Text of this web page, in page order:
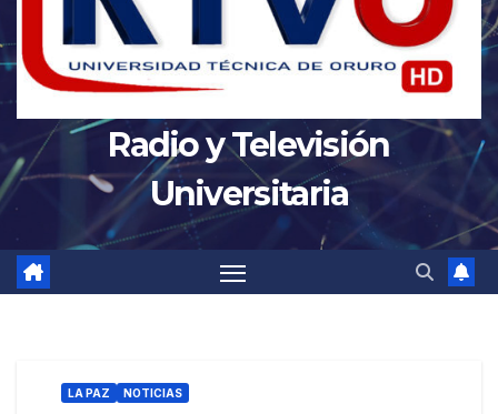
Radio y Televisión
Universitaria
LA PAZ NOTICIAS